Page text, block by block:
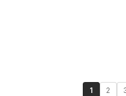
1 2